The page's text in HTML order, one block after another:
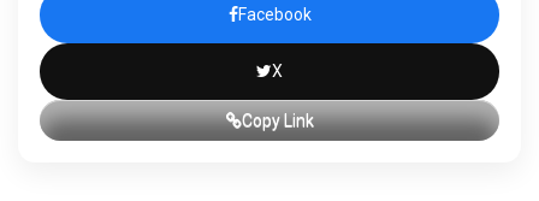
Facebook
X
Copy Link